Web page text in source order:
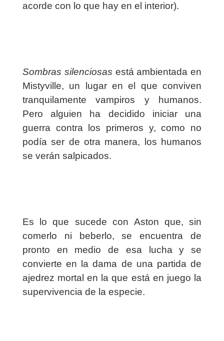
acorde con lo que hay en el interior).
Sombras silenciosas está ambientada en
Mistyville, un lugar en el que conviven
tranquilamente vampiros y humanos.
Pero alguien ha decidido iniciar una
guerra contra los primeros y, como no
podía ser de otra manera, los humanos
se verán salpicados.
Es lo que sucede con Aston que, sin
comerlo ni beberlo, se encuentra de
pronto en medio de esa lucha y se
convierte en la dama de una partida de
ajedrez mortal en la que está en juego la
supervivencia de la especie.